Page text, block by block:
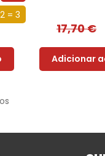
2 = 3
17,70€
Adicionar